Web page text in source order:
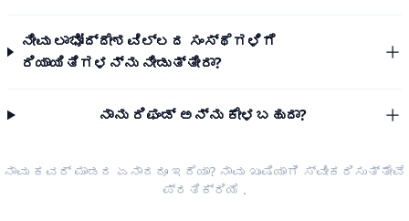
ನೀವು ಲಾಭೋದ್ದೇಶವಿಲ್ಲದ ಸಂಸ್ಥೆಗಳಿಗೆ
ರಿಯಾಯಿತಿಗಳನ್ನು ನೀಡುತ್ತೀರಾ?
ನಾನು ರಿಫಂಡ್ ಅನ್ನು ಕೇಳಬಹುದಾ?
ನಾವು ಕವರ್ ಮಾಡದ ಏನಾದರೂ ಇದೆಯಾ? ನಾವು ಖುಷಿಯಾಗಿ ಸ್ವೀಕರಿಸುತ್ತೇವೆ
ಪ್ರತಿಕ್ರಿಯೆ .